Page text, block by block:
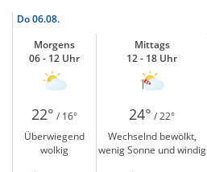
Do06.08.
Morgens
06 - 12 Uhr
Mittags
12 - 18 Uhr
22° / 16° 24° / 22°
Überwiegend
wolkig
Wechselnd bewölkt,
wenig Sonne und windig